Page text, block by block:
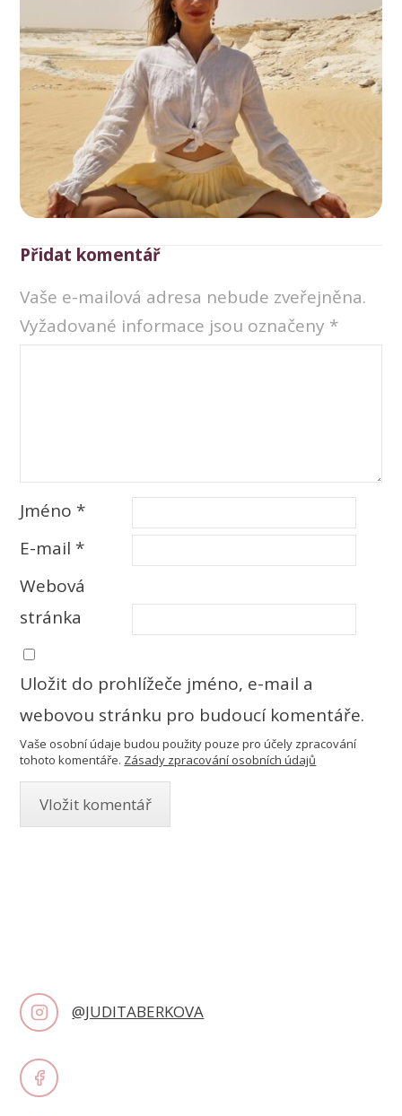
Přidat komentář
Vaše e-mailová adresa nebude zveřejněna.
Vyžadované informace jsou označeny *
Jméno *
E-mail *
Webová
stránka
Uložit do prohlížeče jméno, e-mail a
webovou stránku pro budoucí komentáře.
Vaše osobní údaje budou použity pouze pro účely zpracování
tohoto komentáře. Zásady zpracování osobních údajů
@JUDITABERKOVA